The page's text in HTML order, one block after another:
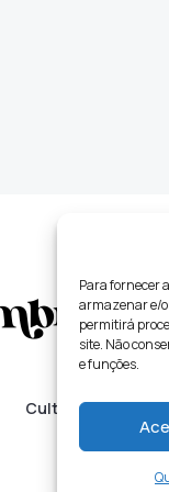
Para fornecer
armazenar e/
permitirá
site. Não
e funções.
Cultura